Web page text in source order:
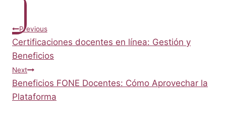
Post
navigation
Previous
Certificaciones docentes en línea: Gestión y
Beneficios
Next
Beneficios FONE Docentes: Cómo Aprovechar la
Plataforma